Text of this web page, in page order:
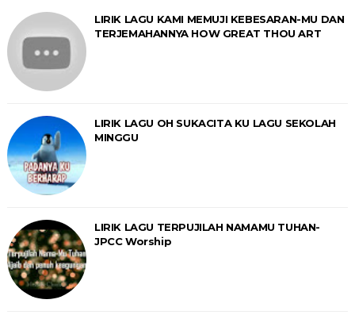
LIRIK LAGU KAMI MEMUJI KEBESARAN-MU DAN
TERJEMAHANNYA HOW GREAT THOU ART
LIRIK LAGU OH SUKACITA KU LAGU SEKOLAH
MINGGU
LIRIK LAGU TERPUJILAH NAMAMU TUHAN-
JPCC Worship